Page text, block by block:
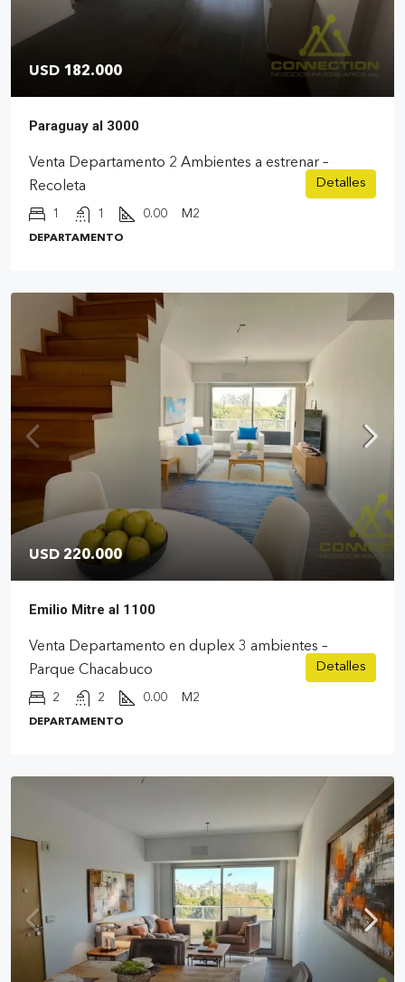
USD 182.000
Paraguay al 3000
Venta Departamento 2 Ambientes a estrenar –
Recoleta
1 1 0.00 M2
DEPARTAMENTO
Detalles
USD 220.000
Emilio Mitre al 1100
Venta Departamento en duplex 3 ambientes –
Parque Chacabuco
2 2 0.00 M2
DEPARTAMENTO
Detalles